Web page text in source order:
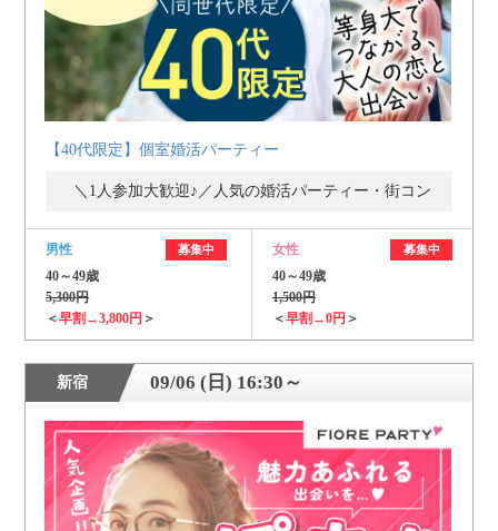
【40代限定】個室婚活パーティー
＼1人参加大歓迎♪／人気の婚活パーティー・街コン
男性 募集中
40～49歳
5,300円
＜早割→3,800円 ＞
女性 募集中
40～49歳
1,500円
＜早割→0円 ＞
新宿 09/06 (日) 16:30～